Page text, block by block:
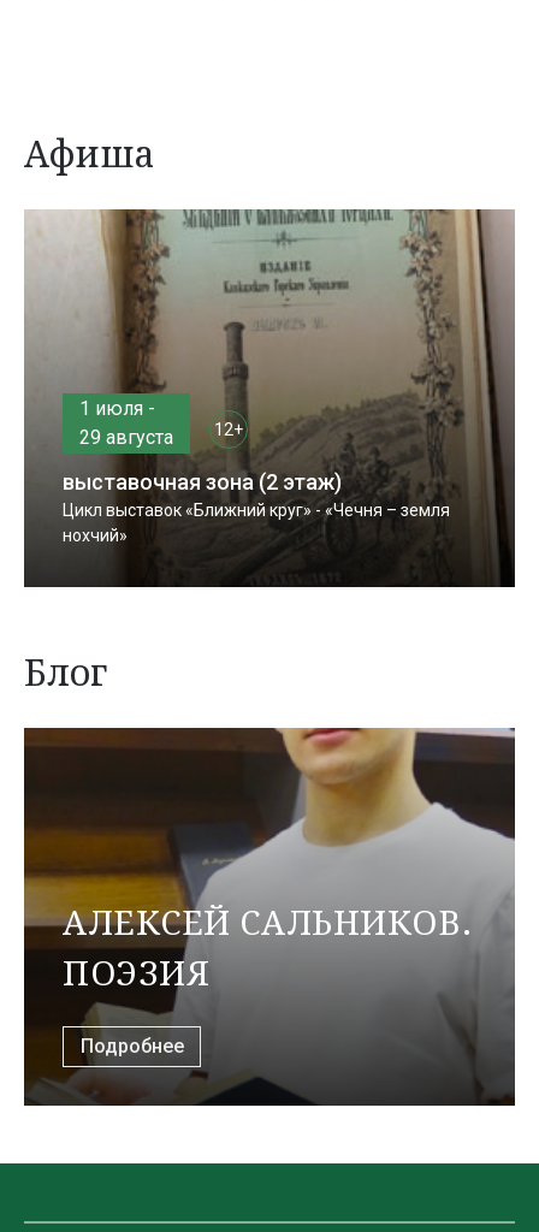
Афиша
1 июля -
29 августа
12+
выставочная зона (2 этаж)
Цикл выставок «Ближний круг» - «Чечня – земля
нохчий»
Блог
АЛЕКСЕЙ САЛЬНИКОВ.
ПОЭЗИЯ
Подробнее